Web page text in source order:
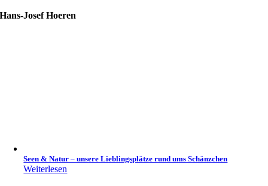
Hans-Josef Hoeren
Seen & Natur – unsere Lieblingsplätze rund ums Schänzchen
Weiterlesen